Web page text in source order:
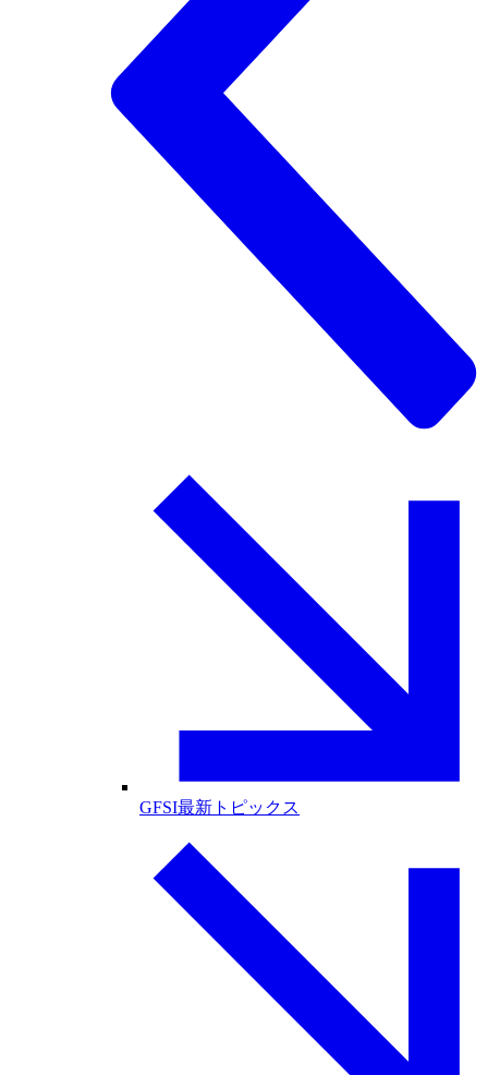
GFSI最新トピックス